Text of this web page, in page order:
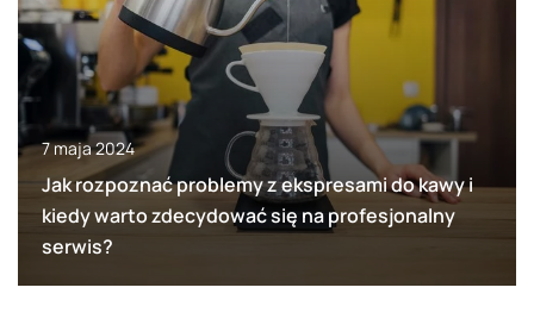
7 maja 2024
Jak rozpoznać problemy z ekspresami do kawy i
kiedy warto zdecydować się na profesjonalny
serwis?